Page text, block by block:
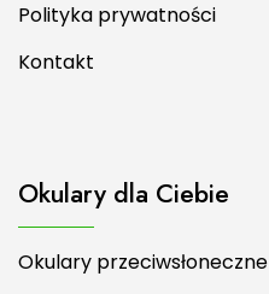
Polityka prywatności
Kontakt
Okulary dla Ciebie
Okulary przeciwsłoneczne